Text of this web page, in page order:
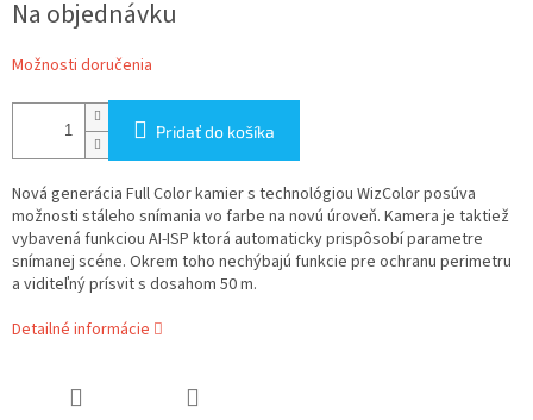
cena:
Na objednávku
Možnosti doručenia
Pridať do košíka
Nová generácia Full Color kamier s technológiou WizColor posúva
možnosti stáleho snímania vo farbe na novú úroveň. Kamera je taktiež
vybavená funkciou AI-ISP ktorá automaticky prispôsobí parametre
snímanej scéne. Okrem toho nechýbajú funkcie pre ochranu perimetru
a viditeľný prísvit s dosahom 50 m.
Detailné informácie